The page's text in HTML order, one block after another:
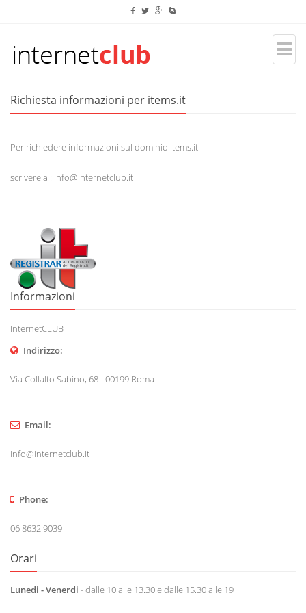
Richiesta informazioni per items.it
Per richiedere informazioni sul dominio items.it
scrivere a : info@internetclub.it
Informazioni
InternetCLUB
Indirizzo:
Via Collalto Sabino, 68 - 00199 Roma
Email:
info@internetclub.it
Phone:
06 8632 9039
Orari
Lunedi - Venerdi - dalle 10 alle 13.30 e dalle 15.30 alle 19